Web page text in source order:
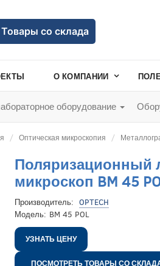
Товары со склада
О КОМПАНИИ
оборудование
Оптическая микроскопия
Поляризационный
микроскоп BM 45
Производитель: OPTECH
Модель: BM 45 POL
УЗНАТЬ ЦЕНУ
ПОСМОТРЕТЬ ТОВАРЫ СО